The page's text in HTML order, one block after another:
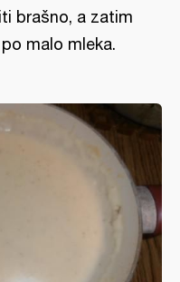
brašno, a zatim
malo mleka.